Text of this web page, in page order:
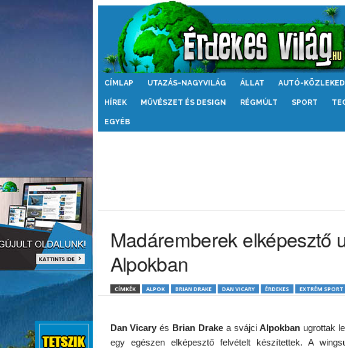
Érdekes
CÍMLAP UTAZÁS-NAGYVILÁG ÁLLAT AUTÓ-
HÍREK MŰVÉSZET ÉS DESIGN RÉGMÚLT SPORT
EGYÉB
Madáremberek elképesztő
Alpokban
CÍMKÉK ALPOK BRIAN DRAKE DAN VICARY ÉRDEKES EXTRÉM SPORT
Dan Vicary és Brian Drakea svájciAlpokban ugrottak le
egy egészen elképesztő felvételt készítettek. A